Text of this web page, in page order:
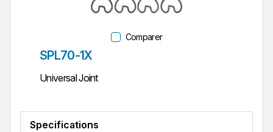
Comparer
Réf. pièce
SPL70-1X
Universal Joint
Specifications